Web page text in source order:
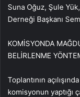
Suna Oğuz, Şule
Derneği Başkanı
KOMİSYONDA
BELİRLENME
Toplantının
komisyonun yaptığı